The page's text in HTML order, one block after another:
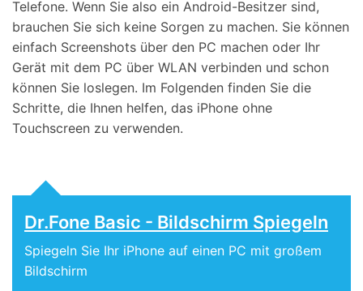
Telefone. Wenn Sie also ein Android-Besitzer sind,
brauchen Sie sich keine Sorgen zu machen. Sie können
einfach Screenshots über den PC machen oder Ihr
Gerät mit dem PC über WLAN verbinden und schon
können Sie loslegen. Im Folgenden finden Sie die
Schritte, die Ihnen helfen, das iPhone ohne
Touchscreen zu verwenden.
Dr.Fone Basic - Bildschirm Spiegeln
Spiegeln Sie Ihr iPhone auf einen PC mit großem
Bildschirm